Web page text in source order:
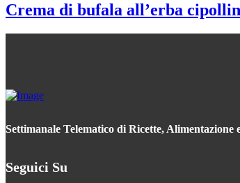
Crema di bufala all’erba
Settimanale Telematico di Ricette, Alimentazione
Seguici Su